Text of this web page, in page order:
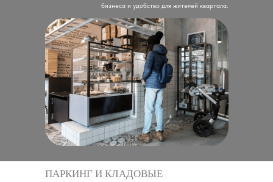
бизнеса и удобство для жителей квартала.
ПАРКИНГ И КЛАДОВЫЕ